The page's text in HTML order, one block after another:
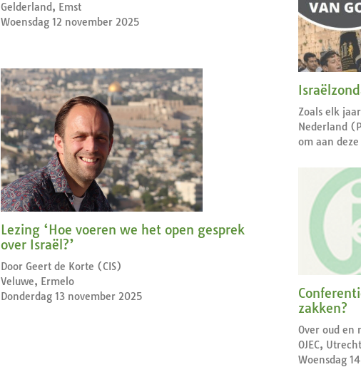
Gelderland, Emst
Woensdag 12 november 2025
Lezing ‘Hoe voeren we het open gesprek
over Israël?’
Door Geert de Korte (CIS)
Veluwe, Ermelo
Donderdag 13 november 2025
Zoals elk
Nederland
om aan
zakken?
Over oud en
OJEC, Utrecht
Woensdag